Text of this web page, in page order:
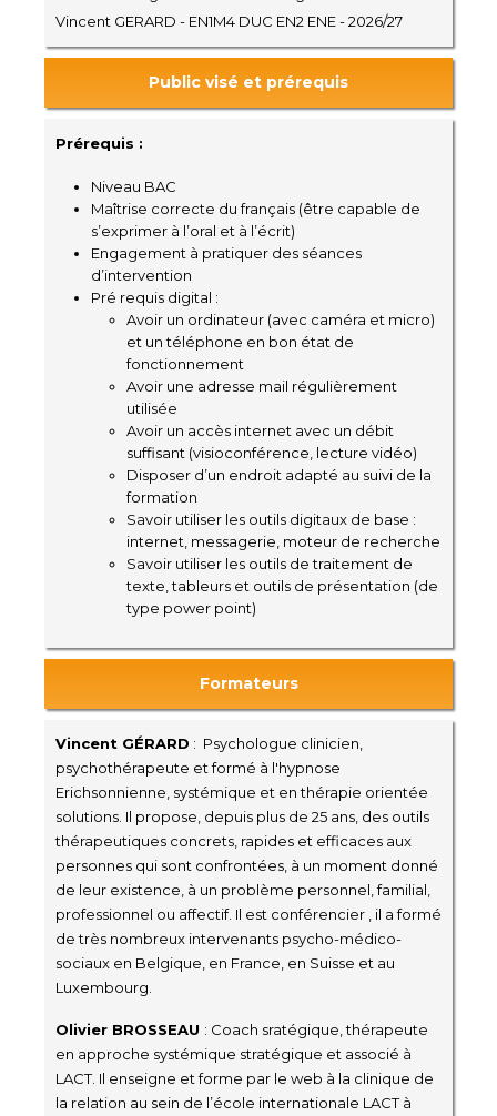
Vincent GERARD - EN1M4 DUC EN2 ENE - 2026/27
Public visé et prérequis
Prérequis :
Niveau BAC
Maîtrise correcte du français (être capable de
s’exprimer à l’oral et à l’écrit)
Engagement à pratiquer des séances
d’intervention
Pré requis digital :
Avoir un ordinateur (avec caméra et micro)
et un téléphone en bon état de
fonctionnement
Avoir une adresse mail régulièrement
utilisée
Avoir un accès internet avec un débit
suffisant (visioconférence, lecture vidéo)
Disposer d’un endroit adapté au suivi de la
formation
Savoir utiliser les outils digitaux de base :
internet, messagerie, moteur de recherche
Savoir utiliser les outils de traitement de
texte, tableurs et outils de présentation (de
type power point)
Formateurs
Vincent GÉRARD : Psychologue clinicien,
psychothérapeute et formé à l'hypnose
Erichsonnienne, systémique et en thérapie orientée
solutions. Il propose, depuis plus de 25 ans, des outils
thérapeutiques concrets, rapides et efficaces aux
personnes qui sont confrontées, à un moment donné
de leur existence, à un problème personnel, familial,
professionnel ou affectif. Il est conférencier , il a formé
de très nombreux intervenants psycho-médico-
sociaux en Belgique, en France, en Suisse et au
Luxembourg.
Olivier BROSSEAU : Coach sratégique, thérapeute
en approche systémique stratégique et associé à
LACT. Il enseigne et forme par le web à la clinique de
la relation au sein de l’école internationale LACT à